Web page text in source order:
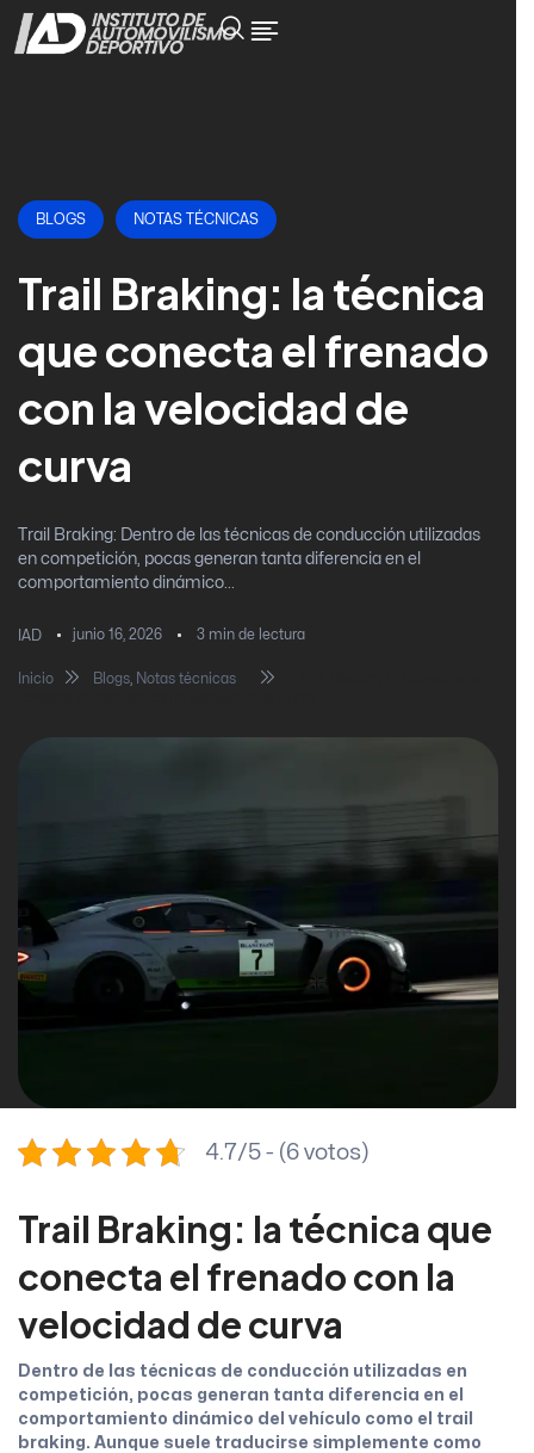
BLOGS NOTAS TÉCNICAS
Trail Braking: la técnica
que conecta el frenado
con la velocidad de
curva
Trail Braking: Dentro de las técnicas de conducción utilizadas
en competición, pocas generan tanta diferencia en el
comportamiento dinámico...
IAD junio 16, 2026 3 min de lectura
Inicio Blogs, Notas técnicas
4.7/5 - (6 votos)
Trail Braking: la técnica que
conecta el frenado con la
velocidad de curva
Dentro de las técnicas de conducción utilizadas en
competición, pocas generan tanta diferencia en el
comportamiento dinámico del vehículo como el trail
braking. Aunque suele traducirse simplemente como